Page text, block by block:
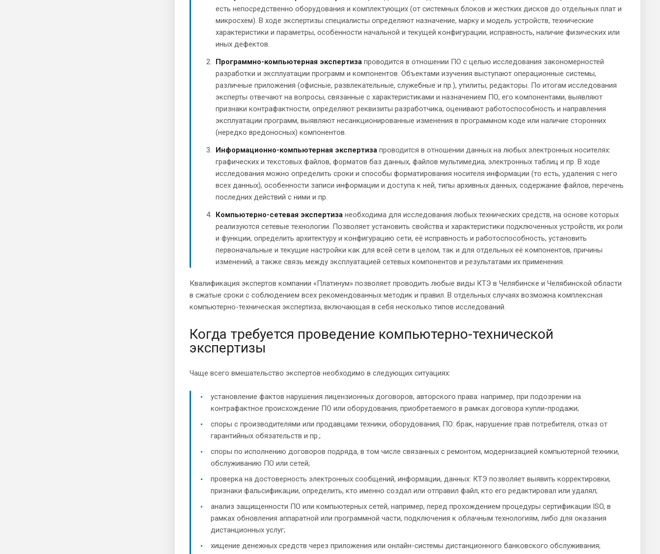
есть непосредственно оборудования и комплектующих (от системных блоков и жестких дисков до отдельных плат и
микросхем). В ходе экспертизы специалисты определяют назначение, марку и модель устройств, технические
характеристики и параметры, особенности начальной и текущей конфигурации, исправность, наличие физических или
иных дефектов.
Программно-компьютерная экспертиза проводится в отношении ПО с целью исследования закономерностей
разработки и эксплуатации программ и компонентов. Объектами изучения выступают операционные системы,
различные приложения (офисные, развлекательные, служебные и пр.), утилиты, редакторы. По итогам исследования
эксперты отвечают на вопросы, связанные с характеристиками и назначением ПО, его компонентами, выявляют
признаки контрафактности, определяют реквизиты разработчика, оценивают работоспособность и направления
эксплуатации программ, выявляют несанкционированные изменения в программном коде или наличие сторонних
(нередко вредоносных) компонентов.
Информационно-компьютерная экспертиза проводится в отношении данных на любых электронных носителях:
графических и текстовых файлов, форматов баз данных, файлов мультимедиа, электронных таблиц и пр. В ходе
исследования можно определить сроки и способы форматирования носителя информации (то есть, удаления с него
всех данных), особенности записи информации и доступа к ней, типы архивных данных, содержание файлов, перечень
последних действий с ними и пр.
Компьютерно-сетевая экспертиза необходима для исследования любых технических средств, на основе которых
реализуются сетевые технологии. Позволяет установить свойства и характеристики подключенных устройств, их роли
и функции, определить архитектуру и конфигурацию сети, её исправность и работоспособность, установить
первоначальные и текущие настройки как для всей сети в целом, так и для отдельных её компонентов, причины
изменений, а также связь между эксплуатацией сетевых компонентов и результатами их применения.
Квалификация экспертов компании «Платинум» позволяет проводить любые виды КТЭ в Челябинске и Челябинской области
в сжатые сроки с соблюдением всех рекомендованных методик и правил. В отдельных случаях возможна комплексная
компьютерно-техническая экспертиза, включающая в себя несколько типов исследований.
Когда требуется проведение компьютерно-технической
экспертизы
Чаще всего вмешательство экспертов необходимо в следующих ситуациях:
установление фактов нарушения лицензионных договоров, авторского права: например, при подозрении на
контрафактное происхождение ПО или оборудования, приобретаемого в рамках договора купли-продажи;
споры с производителями или продавцами техники, оборудования, ПО: брак, нарушение прав потребителя, отказ от
гарантийных обязательств и пр.;
споры по исполнению договоров подряда, в том числе связанных с ремонтом, модернизацией компьютерной техники,
обслуживанию ПО или сетей;
проверка на достоверность электронных сообщений, информации, данных: КТЭ позволяет выявить корректировки,
признаки фальсификации, определить, кто именно создал или отправил файл, кто его редактировал или удалял;
анализ защищенности ПО или компьютерных сетей, например, перед прохождением процедуры сертификации ISO, в
рамках обновления аппаратной или программной части, подключения к облачным технологиям, либо для оказания
дистанционных услуг;
хищение денежных средств через приложения или онлайн-системы дистанционного банковского обслуживания;